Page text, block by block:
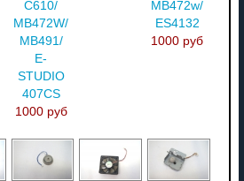
C610/
MB472W/
MB491/
E-
STUDIO
407CS
1000 руб
MB472w/
ES4132
1000 руб